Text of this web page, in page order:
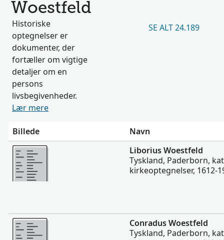
Woestfeld
Historiske
optegnelser er
dokumenter, der
fortæller om vigtige
detaljer om en
persons
livsbegivenheder.
Lær mere
SE ALT 24.189
Billede
Navn
Mere
Liborius Woestfeld
Tyskland, Paderborn,
kirkeoptegnelser, 1612-
Mere
Conradus Woestfeld
Tyskland, Paderborn,